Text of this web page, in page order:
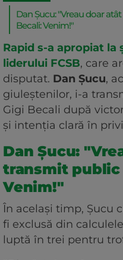
Dan Șucu: "Vreau doar
Becali: Venim!"
Rapid s-a apropiat la
liderului FCSB, care
disputat. Dan Șucu,
giuleștenilor, i-a
Gigi Becali după
și intenția clară în
Dan Șucu:
transmit
Venim!"
În același timp, Șucu
fi exclusă din
luptă în trei pentru